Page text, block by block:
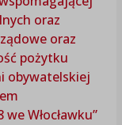
oraz
oraz
pożytku
obywatelskiej
Włocławku”